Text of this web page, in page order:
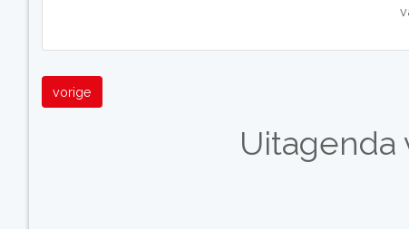
vorige
Uitagenda